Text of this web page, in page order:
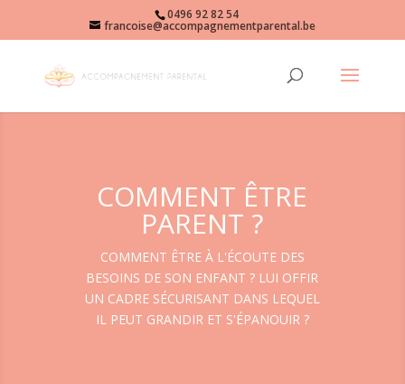
0496 92 82 54
francoise@accompagnementparental.be
COMMENT ÊTRE
PARENT ?
COMMENT ÊTRE À L'ÉCOUTE DES
BESOINS DE SON ENFANT ? LUI OFFIR
UN CADRE SÉCURISANT DANS LEQUEL
IL PEUT GRANDIR ET S'ÉPANOUIR ?